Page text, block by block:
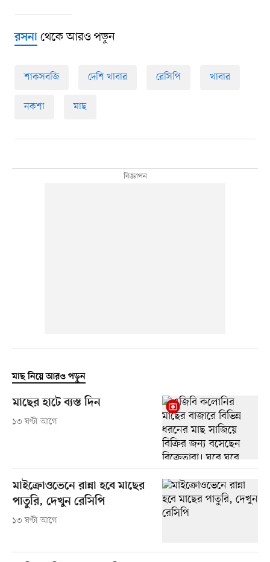
রসনাথেকে আরও পড়ুন
শাকসবজি দেশি খাবার রেসিপি খাবার
নকশা মাছ
মাছ নিয়ে আরও পড়ুন
মাছের হাটে ব্যস্ত দিন
১৩ ঘণ্টা আগে
মাইক্রোওভেনে রান্না হবে মাছের
পাতুরি, দেখুন রেসিপি
১৩ ঘণ্টা আগে